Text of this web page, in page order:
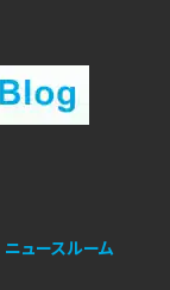
ニュースルーム